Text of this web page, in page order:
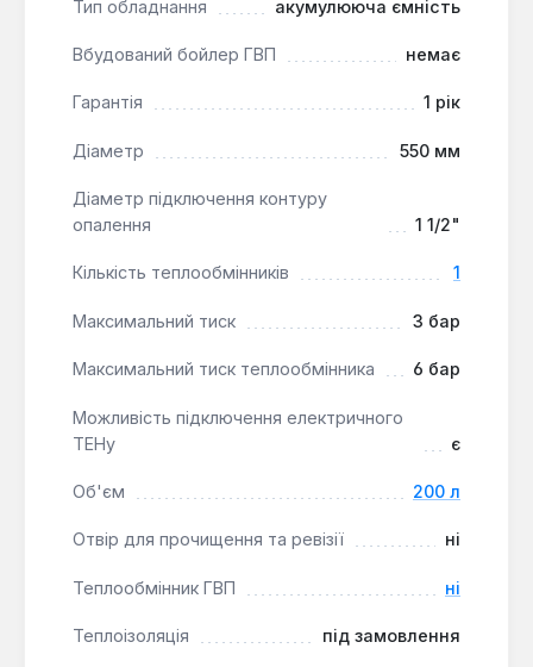
корпусу поставляється опціонально, що
дозволяє зменшити теплові втрати в
Ця буферна ємність Galmet використовується в
будинків, особливо в комбінації з твердопаливними
або газогенераторними котлами. Вона забезпечує
палива та зменшує частоту включень котла, що
Тип обладнання акумулююча ємність
Вбудований бойлер ГВП немає
Гарантія 1 рік
Діаметр 550 мм
Діаметр підключення контуру
опалення
1 1/2"
Кількість теплообмінників 1
Максимальний тиск 3 бар
Максимальний тиск теплообмінника 6 бар
Можливість підключення електричного
ТЕНу
є
Об'єм 200 л
Отвір для прочищення та ревізії ні
Теплообмінник ГВП ні
Теплоізоляція під замовлення